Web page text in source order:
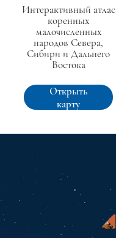
Интерактивный атлас
коренных
малочисленных
народов Севера,
Сибири и Дальнего
Востока
Открыть
карту